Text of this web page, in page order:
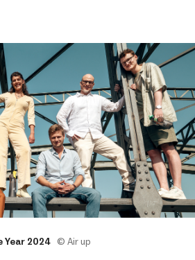
Year 2024 © Air up